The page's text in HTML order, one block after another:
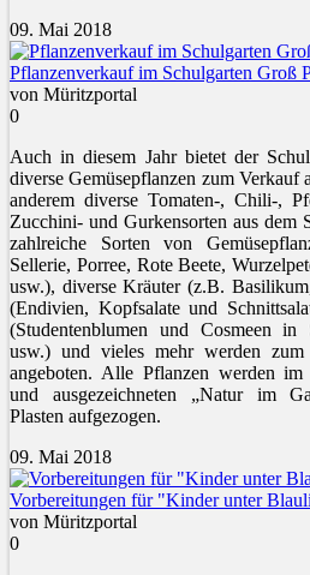
09. Mai 2018
Pflanzenverkauf im Schulgarten Groß
von Müritzportal
0
Auch in diesem Jahr bietet der
diverse Gemüsepflanzen zum
anderem diverse Tomaten-, Chili-,
Zucchini- und Gurkensorten aus dem
zahlreiche Sorten von
Sellerie, Porree, Rote Beete,
usw.), diverse Kräuter (z.B.
(Endivien, Kopfsalate und
(Studentenblumen und Cosmeen in
usw.) und vieles mehr werden
angeboten. Alle Pflanzen werden im
und ausgezeichneten „Natur im
Plasten aufgezogen.
09. Mai 2018
Vorbereitungen für "Kinder unter
von Müritzportal
0